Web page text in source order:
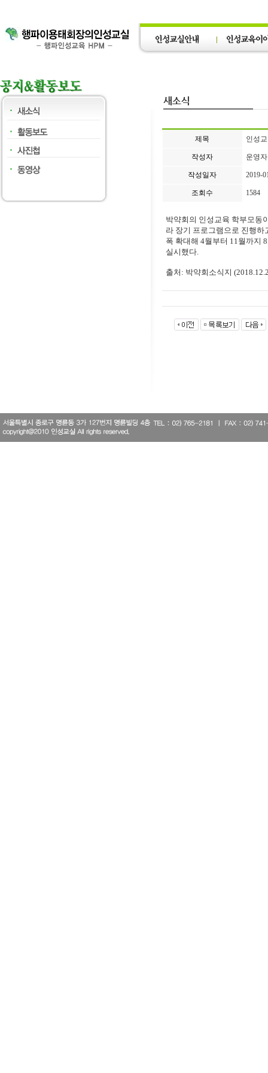
제목 인성
작성자 운영자
작성일자 2019-
조회수 1584
박약회의 인성교육 학부모동
라 장기 프로그램으로 진행하
폭 확대해 4월부터 11월까지
실시했다.
출처: 박약회소식지